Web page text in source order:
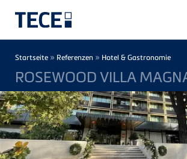
Breadcrumb
Startseite » Referenzen » Hotel & Gastronomie
ROSEWOOD VILLA